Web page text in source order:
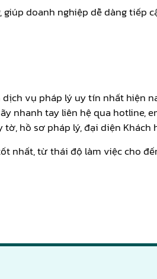
doanh nghiệp dễ dàng tiếp
vụ pháp lý uy tín nhất hiện
nhanh tay liên hệ qua hotline,
hồ sơ pháp lý, đại diện
từ thái độ làm việc cho